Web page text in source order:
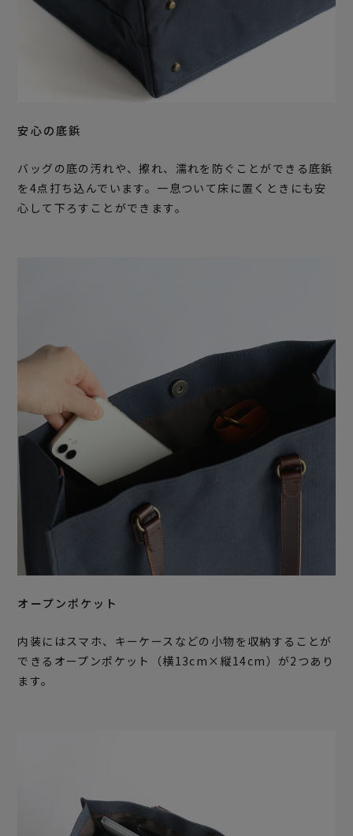
安心の底鋲
バッグの底の汚れや、擦れ、濡れを防ぐことができる底鋲
を4点打ち込んでいます。一息ついて床に置くときにも安
心して下ろすことができます。
オープンポケット
内装にはスマホ、キーケースなどの小物を収納することが
できるオープンポケット（横13cm×縦14cm）が2つあり
ます。